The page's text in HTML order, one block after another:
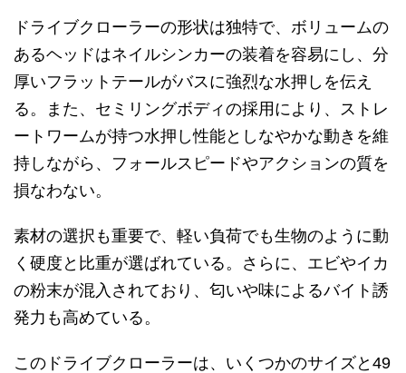
ドライブクローラーの形状は独特で、ボリュームの
あるヘッドはネイルシンカーの装着を容易にし、分
厚いフラットテールがバスに強烈な水押しを伝え
る。また、セミリングボディの採用により、ストレ
ートワームが持つ水押し性能としなやかな動きを維
持しながら、フォールスピードやアクションの質を
損なわない。
素材の選択も重要で、軽い負荷でも生物のように動
く硬度と比重が選ばれている。さらに、エビやイカ
の粉末が混入されており、匂いや味によるバイト誘
発力も高めている。
このドライブクローラーは、いくつかのサイズと49